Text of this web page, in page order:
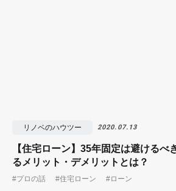
リノベのハウツー 2020.07.13
【住宅ローン】35年固定は避けるべ
るメリット・デメリットとは？
#プロの話 #住宅ローン #ローン